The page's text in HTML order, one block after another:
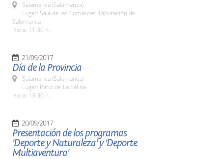
Salamanca (Salamanca)
Lugar: Sala de las Comarcas. Diputación de
Salamanca
Hora: 11:30 h.
21/09/2017
Día de la Provincia
Salamanca (Salamanca)
Lugar: Patio de La Salina
Hora: 13:30 h.
20/09/2017
Presentación de los programas
'Deporte y Naturaleza' y 'Deporte
Multiaventura'